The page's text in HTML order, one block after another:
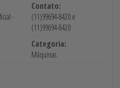
-
Contato:
(11)99694-8420 e
(11)99694-8420
Categoria:
Máquinas